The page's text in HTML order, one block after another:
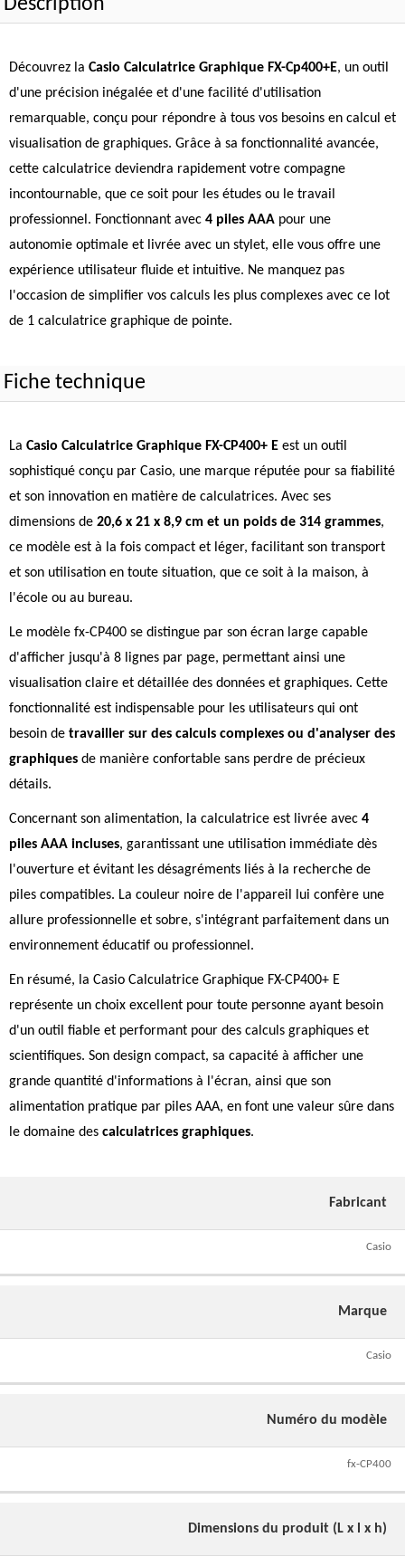
Description
Découvrez la Casio Calculatrice Graphique FX-Cp400+E, un outil
d'une précision inégalée et d'une facilité d'utilisation
remarquable, conçu pour répondre à tous vos besoins en calcul et
visualisation de graphiques. Grâce à sa fonctionnalité avancée,
cette calculatrice deviendra rapidement votre compagne
incontournable, que ce soit pour les études ou le travail
professionnel. Fonctionnant avec 4 piles AAA pour une
autonomie optimale et livrée avec un stylet, elle vous offre une
expérience utilisateur fluide et intuitive. Ne manquez pas
l'occasion de simplifier vos calculs les plus complexes avec ce lot
de 1 calculatrice graphique de pointe.
Fiche technique
La Casio Calculatrice Graphique FX-CP400+ E est un outil
sophistiqué conçu par Casio, une marque réputée pour sa fiabilité
et son innovation en matière de calculatrices. Avec ses
dimensions de 20,6 x 21 x 8,9 cm et un poids de 314 grammes,
ce modèle est à la fois compact et léger, facilitant son transport
et son utilisation en toute situation, que ce soit à la maison, à
l'école ou au bureau.
Le modèle fx-CP400 se distingue par son écran large capable
d'afficher jusqu'à 8 lignes par page, permettant ainsi une
visualisation claire et détaillée des données et graphiques. Cette
fonctionnalité est indispensable pour les utilisateurs qui ont
besoin de travailler sur des calculs complexes ou d'analyser des
graphiques de manière confortable sans perdre de précieux
détails.
Concernant son alimentation, la calculatrice est livrée avec 4
piles AAA incluses, garantissant une utilisation immédiate dès
l'ouverture et évitant les désagréments liés à la recherche de
piles compatibles. La couleur noire de l'appareil lui confère une
allure professionnelle et sobre, s'intégrant parfaitement dans un
environnement éducatif ou professionnel.
En résumé, la Casio Calculatrice Graphique FX-CP400+ E
représente un choix excellent pour toute personne ayant besoin
d'un outil fiable et performant pour des calculs graphiques et
scientifiques. Son design compact, sa capacité à afficher une
grande quantité d'informations à l'écran, ainsi que son
alimentation pratique par piles AAA, en font une valeur sûre dans
le domaine des calculatrices graphiques.
Fabricant
Casio
Marque
Casio
Numéro du modèle
fx-CP400
Dimensions du produit (L x l x h)